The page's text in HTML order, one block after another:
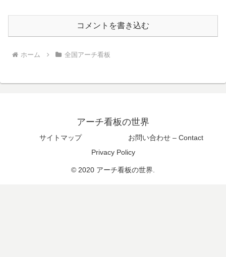
コメントを書き込む
ホーム 全国アーチ看板
アーチ看板の世界
サイトマップ
お問い合わせ – Contact
Privacy Policy
© 2020 アーチ看板の世界.